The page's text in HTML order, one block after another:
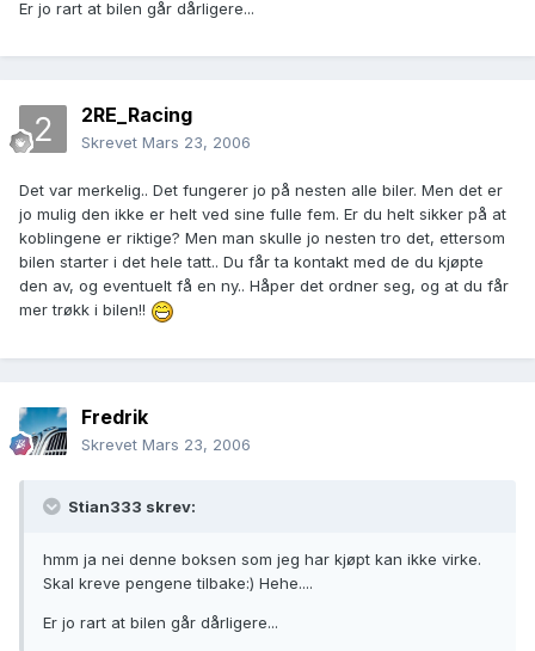
Er jo rart at bilen går dårligere...
2RE_Racing
Skrevet Mars 23, 2006
Det var merkelig.. Det fungerer jo på nesten alle biler. Men det er
jo mulig den ikke er helt ved sine fulle fem. Er du helt sikker på at
koblingene er riktige? Men man skulle jo nesten tro det, ettersom
bilen starter i det hele tatt.. Du får ta kontakt med de du kjøpte
den av, og eventuelt få en ny.. Håper det ordner seg, og at du får
mer trøkk i bilen!!
Fredrik
Skrevet Mars 23, 2006
Stian333 skrev:
hmm ja nei denne boksen som jeg har kjøpt kan ikke virke.
Skal kreve pengene tilbake:) Hehe....
Er jo rart at bilen går dårligere...